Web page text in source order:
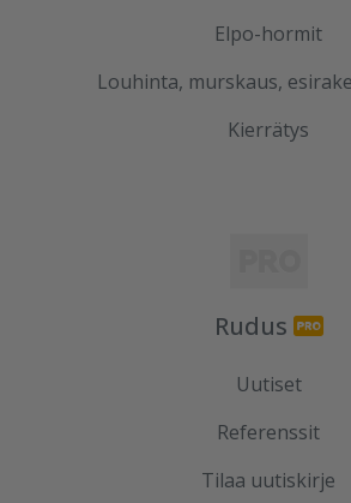
Elpo-hormit
Louhinta, murskaus,
Kierrätys
Rudus
Uutiset
Referenssit
Tilaa uutiskirje